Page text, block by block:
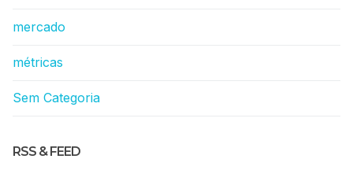
mercado
métricas
Sem Categoria
RSS & FEED